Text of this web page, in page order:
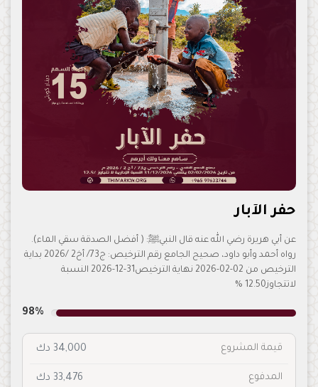
حفر الآبار
عن أبي هريرة رضي الله عنه قال النبيﷺَ: ( أفضل الصدقة سقي الماء).
رواه أحمد وأبو داود، صحيح الجامع رقم الترخيص: ج73/ أخ2 /2026 بداية
الترخيص من 02-02-2026 نهاية الترخيص31-12-2026 النسبة
لاتتجاوز12.50 %
98%
قيمة المشروع 34,000 دك
المدفوع 33,476 دك